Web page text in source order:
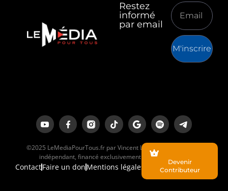
Restez
informé
par email
M'inscrire
©2025 LeMediaPourTous.fr par Vincent Lapierre est un média
indépendant, financé exclusivement par ses lecteurs.
ContactFaire un don Mentions légales
Devenir
Contributeur